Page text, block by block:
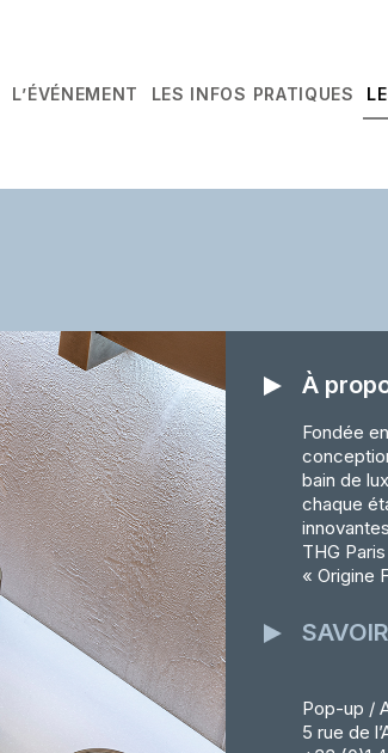
L’ÉVÉNEMENT LES INFOS PRATIQUES
À
Fondée
bain de
chaque
THG
« Origine
Pop-up /
5 rue de